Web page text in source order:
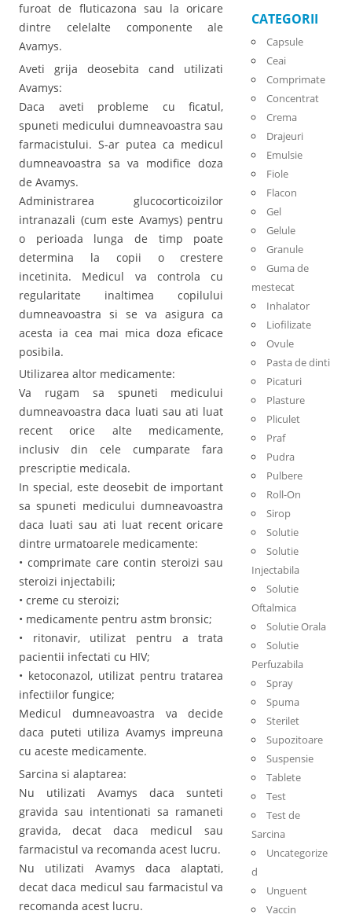
furoat de fluticazona sau la oricare
dintre celelalte componente ale
Avamys.
Aveti grija deosebita cand utilizati
Avamys:
Daca aveti probleme cu ficatul,
spuneti medicului dumneavoastra sau
farmacistului. S-ar putea ca medicul
dumneavoastra sa va modifice doza
de Avamys.
Administrarea glucocorticoizilor
intranazali (cum este Avamys) pentru
o perioada lunga de timp poate
determina la copii o crestere
incetinita. Medicul va controla cu
regularitate inaltimea copilului
dumneavoastra si se va asigura ca
acesta ia cea mai mica doza eficace
posibila.
Utilizarea altor medicamente:
Va rugam sa spuneti medicului
dumneavoastra daca luati sau ati luat
recent orice alte medicamente,
inclusiv din cele cumparate fara
prescriptie medicala.
In special, este deosebit de important
sa spuneti medicului dumneavoastra
daca luati sau ati luat recent oricare
dintre urmatoarele medicamente:
• comprimate care contin steroizi sau
steroizi injectabili;
• creme cu steroizi;
• medicamente pentru astm bronsic;
• ritonavir, utilizat pentru a trata
pacientii infectati cu HIV;
• ketoconazol, utilizat pentru tratarea
infectiilor fungice;
Medicul dumneavoastra va decide
daca puteti utiliza Avamys impreuna
cu aceste medicamente.
Sarcina si alaptarea:
Nu utilizati Avamys daca sunteti
gravida sau intentionati sa ramaneti
gravida, decat daca medicul sau
farmacistul va recomanda acest lucru.
Nu utilizati Avamys daca alaptati,
decat daca medicul sau farmacistul va
recomanda acest lucru.
CATEGORII
Capsule
Ceai
Comprimate
Concentrat
Crema
Drajeuri
Emulsie
Fiole
Flacon
Gel
Gelule
Granule
Guma de
mestecat
Inhalator
Liofilizate
Ovule
Pasta de dinti
Picaturi
Plasture
Pliculet
Praf
Pudra
Pulbere
Roll-On
Sirop
Solutie
Solutie
Injectabila
Solutie
Oftalmica
Solutie Orala
Solutie
Perfuzabila
Spray
Spuma
Sterilet
Supozitoare
Suspensie
Tablete
Test
Test de
Sarcina
Uncategorize
d
Unguent
Vaccin